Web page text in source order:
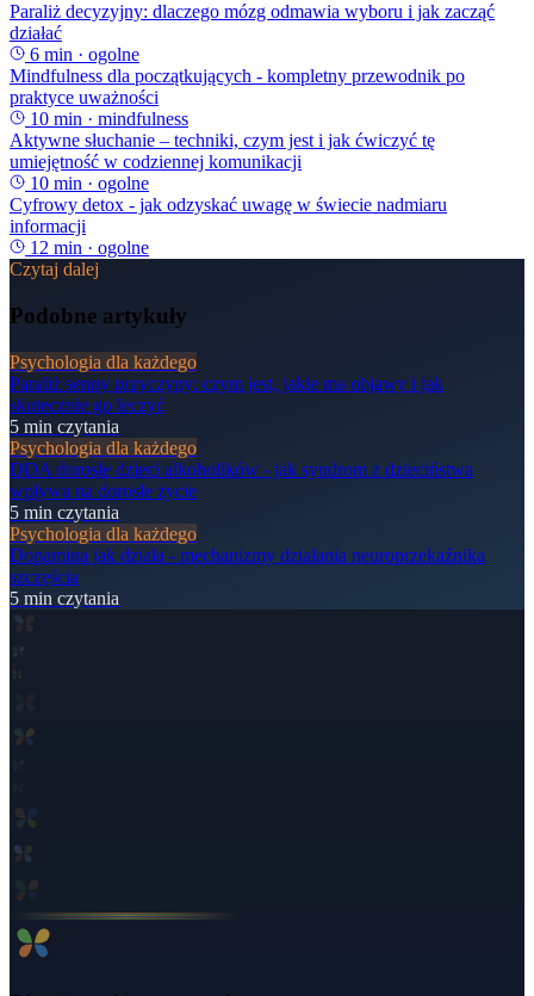
Paraliż decyzyjny: dlaczego mózg odmawia wyboru i jak zacząć
działać
6 min · ogolne
Mindfulness dla początkujących - kompletny przewodnik po
praktyce uważności
10 min · mindfulness
Aktywne słuchanie – techniki, czym jest i jak ćwiczyć tę
umiejętność w codziennej komunikacji
10 min · ogolne
Cyfrowy detox - jak odzyskać uwagę w świecie nadmiaru
informacji
12 min · ogolne
Czytaj dalej
Podobne artykuły
Psychologia dla każdego
Paraliż senny przyczyny: czym jest, jakie ma objawy i jak
skutecznie go leczyć
5 min czytania
Psychologia dla każdego
DDA dorosłe dzieci alkoholików - jak syndrom z dzieciństwa
wpływa na dorosłe życie
5 min czytania
Psychologia dla każdego
Dopamina jak działa - mechanizmy działania neuroprzekaźnika
szczęścia
5 min czytania